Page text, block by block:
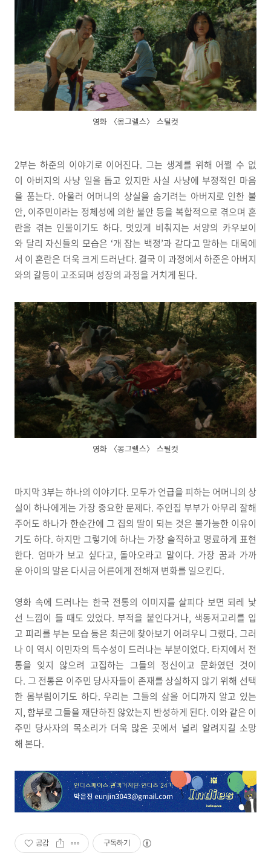
영화 〈몽그렐스〉 스틸컷
2부는 하준의 이야기로 이어진다. 그는 생계를 위해 어쩔 수 없
이 아버지의 사냥 일을 돕고 있지만 사실 사냥에 부정적인 마음
을 품는다. 아울러 어머니의 상실을 숨기려는 아버지로 인한 불
안, 이주민이라는 정체성에 의한 불안 등을 복합적으로 겪으며 혼
란을 겪는 인물이기도 하다. 멋있게 비춰지는 서양의 카우보이
와 달리 자신들의 모습은 ‘개 잡는 백정’과 같다고 말하는 대목에
서 이 혼란은 더욱 크게 드러난다. 결국 이 과정에서 하준은 아버지
와의 갈등이 고조되며 성장의 과정을 거치게 된다.
영화 〈몽그렐스〉 스틸컷
마지막 3부는 하나의 이야기다. 모두가 언급을 피하는 어머니의 상
실이 하나에게는 가장 중요한 문제다. 주인집 부부가 아무리 잘해
주어도 하나가 한순간에 그 집의 딸이 되는 것은 불가능한 이유이
기도 하다. 하지만 그렇기에 하나는 가장 솔직하고 명료하게 표현
한다. 엄마가 보고 싶다고, 돌아오라고 말이다. 가장 꿈과 가까
운 아이의 말은 다시금 어른에게 전해져 변화를 일으킨다.
영화 속에 드러나는 한국 전통의 이미지를 살피다 보면 되레 낯
선 느낌이 들 때도 있었다. 부적을 붙인다거나, 색동저고리를 입
고 피리를 부는 모습 등은 최근에 찾아보기 어려우니 그랬다. 그러
나 이 역시 이민자의 특수성이 드러나는 부분이었다. 타지에서 전
통을 잊지 않으려 고집하는 그들의 정신이고 문화였던 것이
다. 그 전통은 이주민 당사자들이 존재를 상실하지 않기 위해 선택
한 몸부림이기도 하다. 우리는 그들의 삶을 어디까지 알고 있는
지, 함부로 그들을 재단하진 않았는지 반성하게 된다. 이와 같은 이
주민 당사자의 목소리가 더욱 많은 곳에서 널리 알려지길 소망
해 본다.
공감 구독하기